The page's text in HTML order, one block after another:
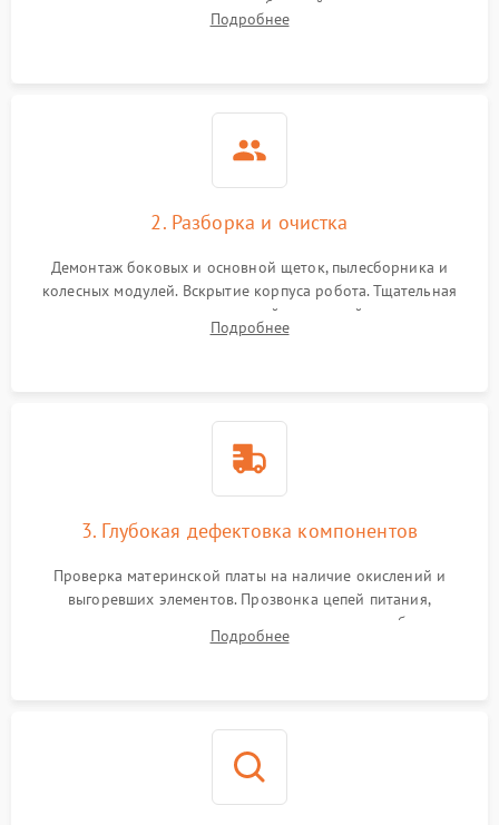
аккумулятора и тестирование базовой станции зарядки.
Оценка работы лидара, бампера и датчиков падения для
Подробнее
2. Разборка и очистка
Демонтаж боковых и основной щеток, пылесборника и
колесных модулей. Вскрытие корпуса робота. Тщательная
очистка внутренних полостей, шестерней и плат от
скопившейся пыли, волос и шерсти животных с
Подробнее
3. Глубокая дефектовка компонентов
Проверка материнской платы на наличие окислений и
выгоревших элементов. Прозвонка цепей питания,
тестирование приводных моторов колес и турбины
всасывания. Оценка состояния оптических и инфракрасных
Подробнее